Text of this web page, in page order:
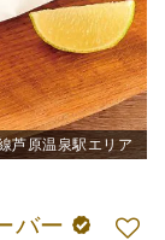
芦原温泉駅エリア
バー